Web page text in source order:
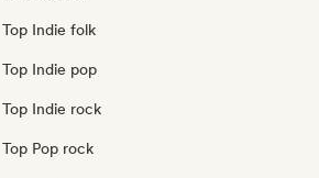
Top Indie folk
Top Indie pop
Top Indie rock
Top Pop rock